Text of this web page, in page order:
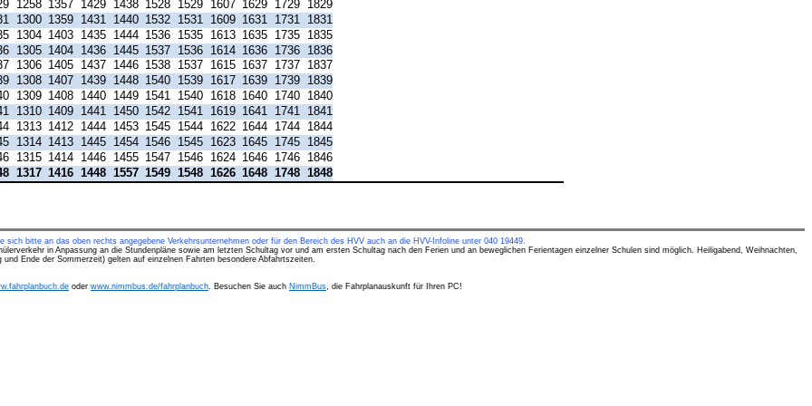
1258 1357 1429 1438 1528 1529 1607 1629 1729 1829
1300 1359 1431 1440 1532 1531 1609 1631 1731
1831
1304 1403 1435 1444 1536 1535 1613 1635 1735 1835
1305 1404 1436 1445 1537 1536 1614 1636 1736 1836
1306 1405 1437 1446 1538 1537 1615 1637 1737 1837
1308 1407 1439 1448 1540 1539 1617 1639 1739 1839
1309 1408 1440 1449 1541 1540 1618 1640 1740 1840
1310 1409 1441 1450 1542 1541 1619 1641 1741 1841
1313 1412 1444 1453 1545 1544 1622 1644 1744 1844
1314 1413 1445 1454 1546 1545 1623 1645 1745 1845
1315 1414 1446 1455 1547 1546 1624 1646 1746 1846
1317 1416 1448 1557 1549 1548 1626 1648 1748 1848
bitte an das oben rechts angegebene Verkehrsunternehmen oder für den Bereich des HVV auch an die HVV-Infoline unter 040 19449.
in Anpassung an die Stundenpläne sowie am letzten Schultag vor und am ersten Schultag nach den Ferien und an beweglichen Ferientagen einzelner Schulen sind möglich. Heiligabend, Weihnachten,
Ende der Sommerzeit) gelten auf einzelnen Fahrten besondere Abfahrtszeiten.
oder www.nimmbus.de/fahrplanbuch. Besuchen Sie auch NimmBus, die Fahrplanauskunft für Ihren PC!